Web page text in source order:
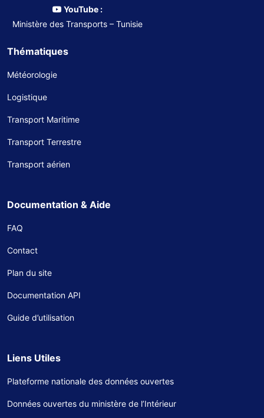
YouTube :
Ministère des Transports – Tunisie
Thématiques
Météorologie
Logistique
Transport Maritime
Transport Terrestre
Transport aérien
Documentation & Aide
FAQ
Contact
Plan du site
Documentation API
Guide d’utilisation
Liens Utiles
Plateforme nationale des données ouvertes
Données ouvertes du ministère de l’Intérieur